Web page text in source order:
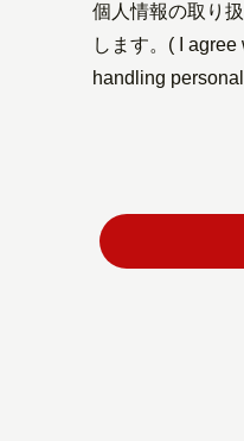
個人情報の取り
します。 ( I agree
handling